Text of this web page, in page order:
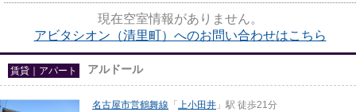
現在空室情報がありません。
アビタシオン（清里町）へのお問い合わせはこちら
賃貸｜アパート アルドール
名古屋市営鶴舞線 「 上小田井 」駅 徒歩21分